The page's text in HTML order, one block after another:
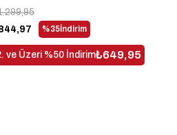
%35İndirim
ve Üzeri %50 İndirim₺649,95